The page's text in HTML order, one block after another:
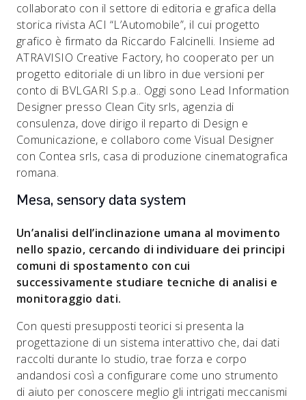
collaborato con il settore di editoria e grafica della
storica rivista ACI “L’Automobile”, il cui progetto
grafico è firmato da Riccardo Falcinelli. Insieme ad
ATRAVISIO Creative Factory, ho cooperato per un
progetto editoriale di un libro in due versioni per
conto di BVLGARI S.p.a.. Oggi sono Lead Information
Designer presso Clean City srls, agenzia di
consulenza, dove dirigo il reparto di Design e
Comunicazione, e collaboro come Visual Designer
con Contea srls, casa di produzione cinematografica
romana.
Mesa, sensory data system
Un’analisi dell’inclinazione umana al movimento
nello spazio, cercando di individuare dei principi
comuni di spostamento con cui
successivamente studiare tecniche di analisi e
monitoraggio dati.
Con questi presupposti teorici si presenta la
progettazione di un sistema interattivo che, dai dati
raccolti durante lo studio, trae forza e corpo
andandosi così a configurare come uno strumento
di aiuto per conoscere meglio gli intrigati meccanismi